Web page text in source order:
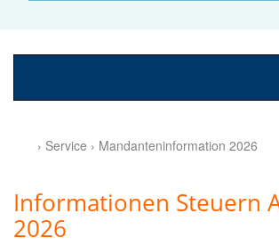
› Service › Mandanteninformation 2026
Informationen Steuern
2026